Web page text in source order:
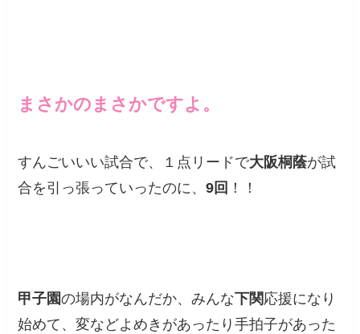
まさかのまさかですよ。
すんごいいい試合で、１点リードで大阪桐蔭が試
合を引っ張っていったのに、9回 ！！
甲子園の場内がなんだか、みんな下関応援になり
始めて、変などよめきがあったり手拍子があった